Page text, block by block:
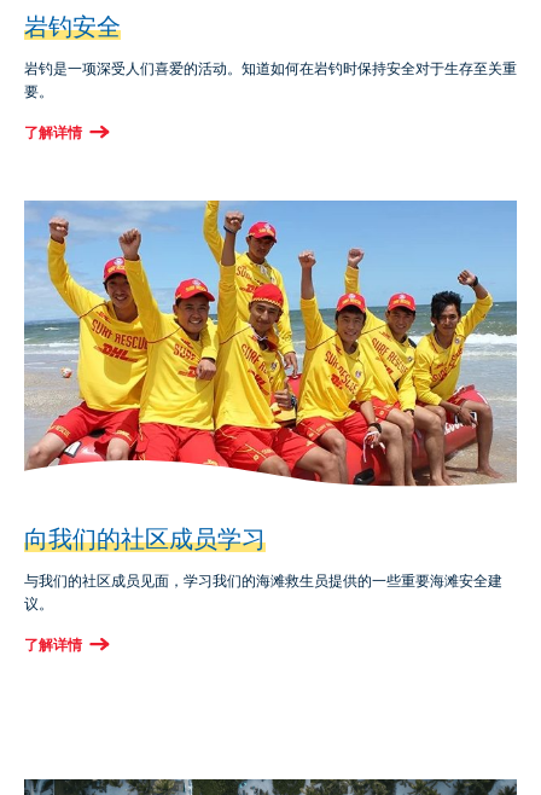
岩钓安全
岩钓是一项深受人们喜爱的活动。知道如何在岩钓时保持安全对于生存至关重
要。
了解详情
向我们的社区成员学习
与我们的社区成员见面，学习我们的海滩救生员提供的一些重要海滩安全建
议。
了解详情